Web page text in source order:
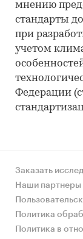
мнению
стандарты
при
учетом
Федерации
Заказать
Наши партнеры
Политика
Политика в